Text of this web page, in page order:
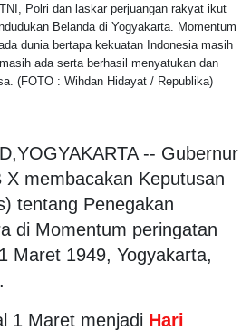
Polri dan laskar perjuangan rakyat ikut
Belanda di Yogyakarta. Momentum
dunia bertapa kekuatan Indonesia masih
ada serta berhasil menyatukan dan
(FOTO : Wihdan Hidayat / Republika)
-- Gubernur
X membacakan Keputusan
tentang Penegakan
di Momentum peringatan
Maret 1949, Yogyakarta,
1 Maret menjadi Hari